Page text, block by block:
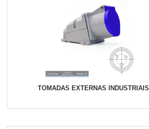
TOMADAS EXTERNAS INDUSTRIAIS